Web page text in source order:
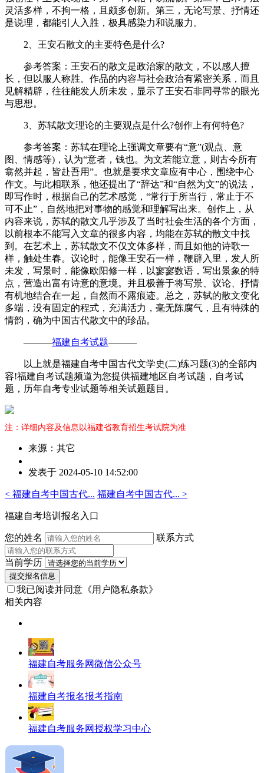
灵活多样，不拘一格，且颇多创新。第三，无论写景、抒情还
是说理，都能引人入胜，极具感染力和说服力。
2、王安石散文的主要特色是什么?
参考答案：王安石的散文是政治家的散文，不以感人擅
长，但以服人称胜。作品的内容与社会政治有紧密关系，而且
见解精辟，往往能发人所未发，显示了王安石非同寻常的眼光
与思想。
3、苏轼散文理论的主要观点是什么?创作上有何特色?
参考答案：苏轼在理论上强调文章要有“意”(观点、意
图、情感等)，认为“意者，钱也。为文若能立意，则古今所有
翕然并起，皆赴吾用”。也就是要求文章应有中心，围绕中心
作文。与此相联系，他还提出了“辞达”和“自然为文”的说法，
即写作时，根据自己的艺术感觉，“常行于所当行，常止于不
可不止”，自然地把对事物的感觉和理解写出来。创作上，从
内容来说，苏轼的散文几乎涉及了当时社会生活的各个方面，
以前根本不能写入文章的很多内容，均能在苏轼的散文中找
到。在艺术上，苏轼散文不仅文体多样，而且如他的诗歌一
样，触处生春。议论时，能像王安石一样，鞭辟入里，发人所
未发，写景时，能像欧阳修一样，以寥寥数语，写出景象的特
点，营造出富有诗意的意境。并且极善于将写景、议论、抒情
有机地结合在一起，自然而不露痕迹。总之，苏轼的散文变化
多端，没有固定的程式，充满活力，毫无陈腐气，且有特殊的
情韵，确为中国古代散文中的珍品。
———福建自考试题———
以上就是福建自考中国古代文学史(二)练习题(3)的全部内
容!福建自考试题频道为您提供福建地区自考试题，自考试
题，历年自考专业试题等相关试题题目。
注：详细内容及信息以福建省教育招生考试院为准
来源：其它
者：
老
师
发表于 2024-05-10 14:52:00
< 福建自考中国古代... 福建自考中国古代... >
福建自考培训报名入口
您的姓名 联系方式
当前学历
提交报名信息
我已阅读并同意 《用户隐私条款》
相关内容
福建自考服务网微信公众号
福建自考报名报考指南
福建自考服务网授权学习中心